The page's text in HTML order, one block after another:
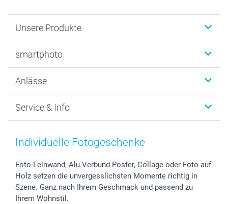
Unsere Produkte
Fotogeschenke
MyNameBook
Fotoabzüge, Fotos als Buch & Poster
Zubehör & Material
Sticker & Etiketten
Geschenk-Gutscheine (PDF)
smartphoto
Warum smartphoto
Datenschutz
AGB
Presse
Partnerprogramme
Investor Relations
Anlässe
Neujahr
Muttertag
Kommunion & Konfirmation
Hochzeit
Geburtstag
Service & Info
Preise und Versandkosten
48h Lieferung
Zahlungsmöglichkeiten
Anmelden /Registrieren
Individuelle Fotogeschenke
Foto-Leinwand, Alu-Verbund Poster, Collage oder Foto auf
Holz setzen die unvergesslichsten Momente richtig in
Szene. Ganz nach Ihrem Geschmack und passend zu
Ihrem Wohnstil.